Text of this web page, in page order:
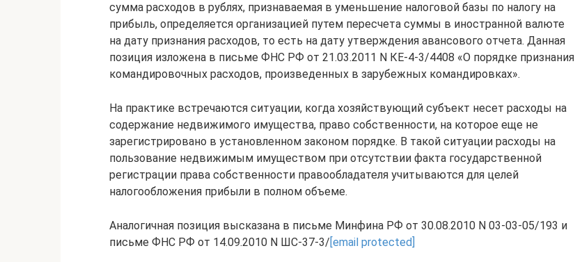
сумма расходов в рублях, признаваемая в уменьшение налоговой базы по налогу на
прибыль, определяется организацией путем пересчета суммы в иностранной валюте
на дату признания расходов, то есть на дату утверждения авансового отчета. Данная
позиция изложена в письме ФНС РФ от 21.03.2011 N КЕ-4-3/4408 «О порядке признания
командировочных расходов, произведенных в зарубежных командировках».
На практике встречаются ситуации, когда хозяйствующий субъект несет расходы на
содержание недвижимого имущества, право собственности, на которое еще не
зарегистрировано в установленном законом порядке. В такой ситуации расходы на
пользование недвижимым имуществом при отсутствии факта государственной
регистрации права собственности правообладателя учитываются для целей
налогообложения прибыли в полном объеме.
Аналогичная позиция высказана в письме Минфина РФ от 30.08.2010 N 03-03-05/193 и
письме ФНС РФ от 14.09.2010 N ШС-37-3/[email protected]